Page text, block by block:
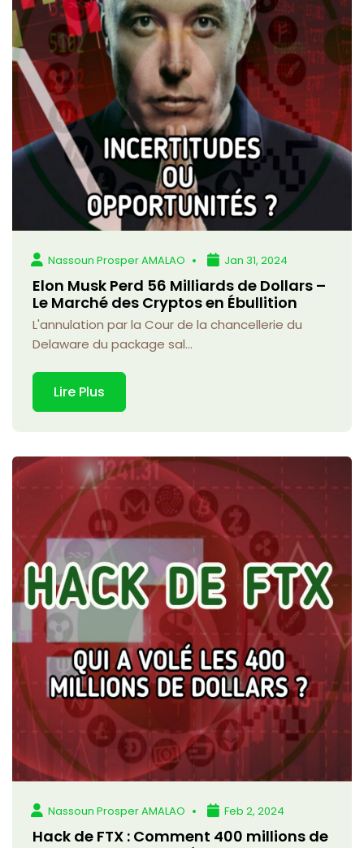
Nassoun Prosper AMALAO Jan 31, 2024
Elon Musk Perd 56 Milliards de Dollars –
Le Marché des Cryptos en Ébullition
L'annulation par la Cour de la chancellerie du
Delaware du package sal...
Lire Plus
Nassoun Prosper AMALAO Feb 2, 2024
Hack de FTX : Comment 400 millions de